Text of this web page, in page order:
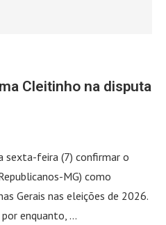
Cleitinho na disputa
sexta-feira (7) confirmar o
MG) como
Gerais nas eleições de 2026.
por enquanto, …